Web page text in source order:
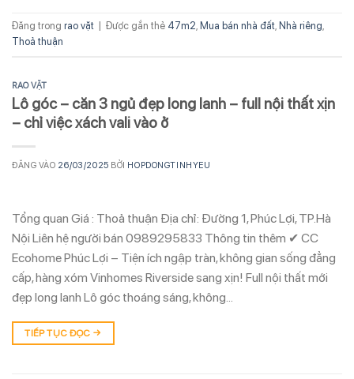
Đăng trong rao vặt Được gắn thẻ 47m2, Mua bán nhà đất, Nhà riêng,
Thoả thuận
RAO VẶT
Lô góc – căn 3 ngủ đẹp long lanh – full nội thất xịn
– chỉ việc xách vali vào ở
ĐĂNG VÀO 26/03/2025 BỞI HOPDONGTINHYEU
Tổng quan Giá : Thoả thuận Địa chỉ: Đường 1, Phúc Lợi, TP.Hà
Nội Liên hệ người bán 0989295833 Thông tin thêm ✔ CC
Ecohome Phúc Lợi – Tiện ích ngập tràn, không gian sống đẳng
cấp, hàng xóm Vinhomes Riverside sang xịn! Full nội thất mới
đẹp long lanh Lô góc thoáng sáng, không…
TIẾP TỤC ĐỌC →